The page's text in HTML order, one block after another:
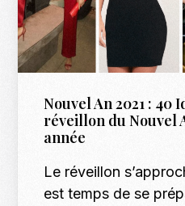
Nouvel An 2021 : 40
réveillon du Nouvel
année
Le réveillon
est temps de se